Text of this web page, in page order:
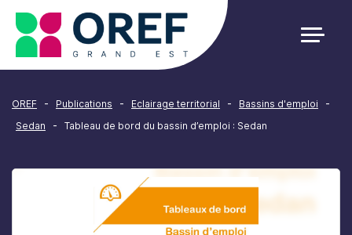
OREF - Publications - Eclairage territorial - Bassins d'emploi -
Sedan - Tableau de bord du bassin d’emploi : Sedan